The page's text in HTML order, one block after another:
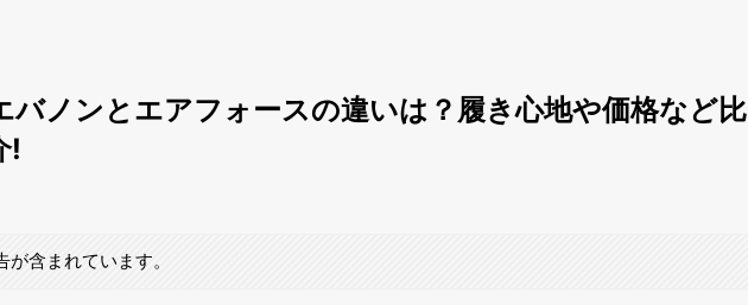
バノンとエアフォースの違いは？履き心地や価格など比
!
含まれています。